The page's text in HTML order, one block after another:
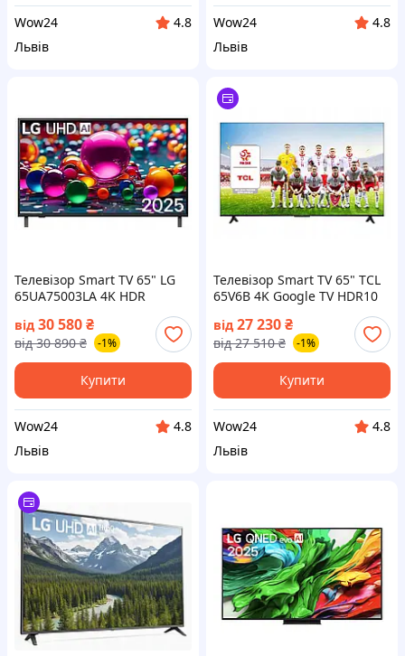
Wow24
4.8
Львів
Wow24
4.8
Львів
Телевізор Smart TV 65" LG
65UA75003LA 4K HDR
WebOS WiFi Bluetooth HEVC
(на📦Замовлення)
від 30 580₴
від 30 890 ₴ -1%
Купити
Wow24
4.8
Львів
Телевізор Smart TV 65" TCL
65V6B 4K Google TV HDR10
HDMI 2.1 Chromecast (на📦
Замовлення)
від 27 230₴
від 27 510 ₴ -1%
Купити
Wow24
4.8
Львів